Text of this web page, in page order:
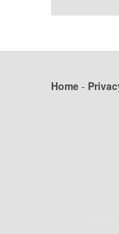
Home -